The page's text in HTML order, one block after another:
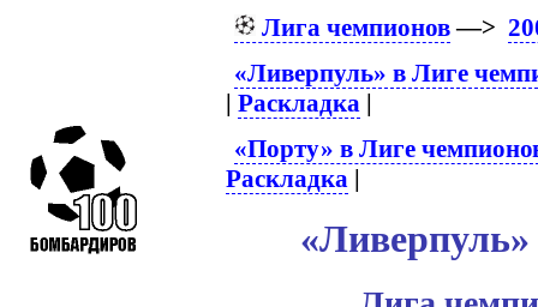
Лига чемпионов—>
«Ливерпуль» в Лиге
|Раскладка |
«Порту» в Лиге
Раскладка |